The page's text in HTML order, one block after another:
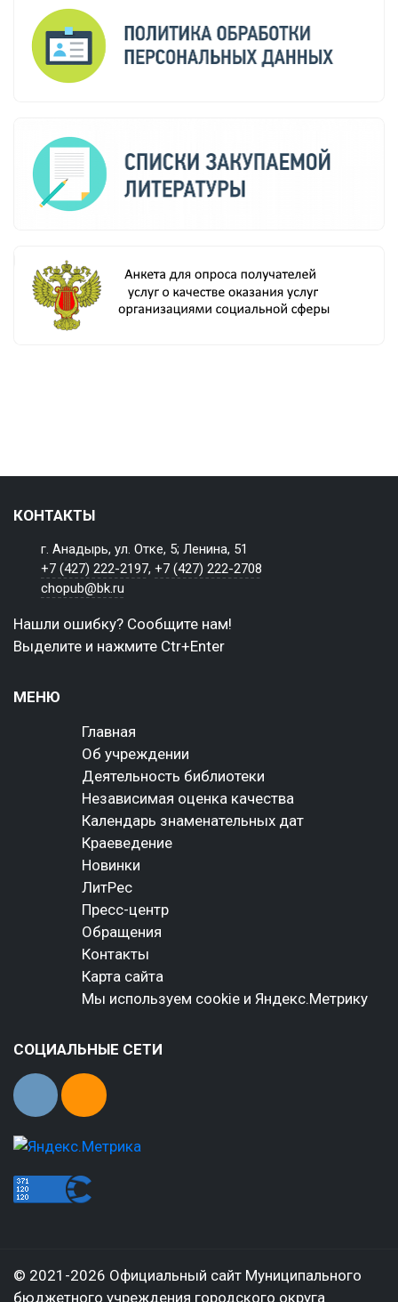
КОНТАКТЫ
г. Анадырь, ул. Отке, 5; Ленина, 51
+7 (427) 222-2197,+7 (427) 222-2708
chopub@bk.ru
Нашли ошибку? Сообщите нам!
Выделите и нажмите Ctr+Enter
МЕНЮ
Главная
Об учреждении
Деятельность библиотеки
Независимая оценка качества
Календарь знаменательных дат
Краеведение
Новинки
ЛитРес
Пресс-центр
Обращения
Контакты
Карта сайта
Мы используем cookie и Яндекс.Метрику
СОЦИАЛЬНЫЕ СЕТИ
© 2021-2026 Официальный сайт Муниципального
бюджетного учреждения городского округа